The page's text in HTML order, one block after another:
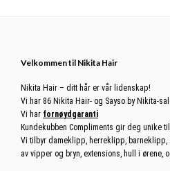
Footer
Velkommen til Nikita Hair
Nikita Hair – ditt hår er vår lidenskap!
Vi har 86 Nikita Hair- og Sayso by Nikita-
Vi har fornøydgaranti
Kundekubben Compliments gir deg unike
Vi tilbyr dameklipp, herreklipp,
av vipper og bryn, extensions, hull i ørene,